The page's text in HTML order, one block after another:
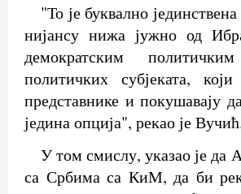
"То је буквално
нијансу нижа јужно од
демократским
политичких субјеката,
представнике и покушавају
једина опција", рекао је
У том смислу, указао је да
са Србима са КиМ, да би